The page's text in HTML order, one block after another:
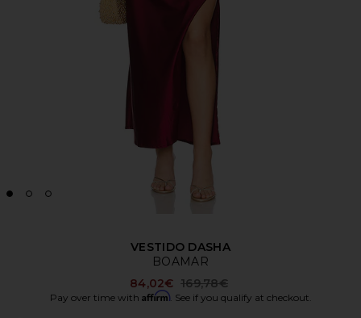
VESTIDO DASHA
BOAMAR
84,02€ Previous price:
169,78€
Pay over time with Affirm. See if you qualify at checkout.